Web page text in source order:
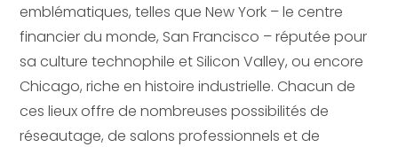
emblématiques, telles que New York – le centre
financier du monde, San Francisco – réputée pour
sa culture technophile et Silicon Valley, ou encore
Chicago, riche en histoire industrielle. Chacun de
ces lieux offre de nombreuses possibilités de
réseautage, de salons professionnels et de